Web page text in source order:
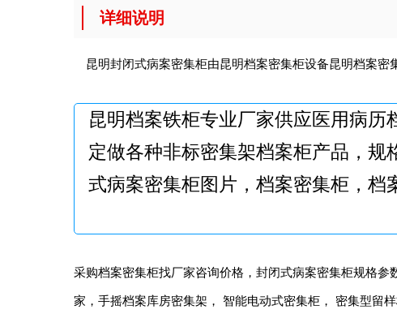
详细说明
昆明封闭式病案密集柜由昆明档案密集柜设备昆明档案密
昆明档案铁柜专业厂家供应医用病
定做各种非标密集架档案柜产品，规
式病案密集柜图片，档案密集柜，
采购档案密集柜找厂家咨询价格，封闭式病案密集柜规格
家，手摇档案库房密集架， 智能电动式密集柜， 密集型留